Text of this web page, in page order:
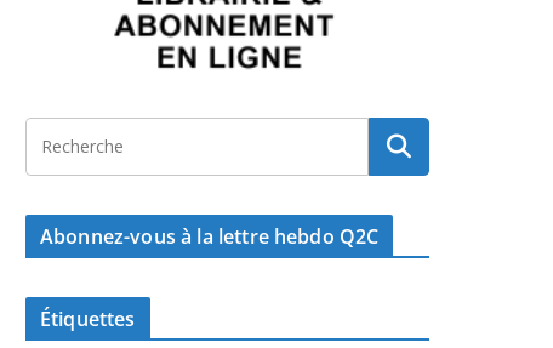
Abonnez-vous à la lettre hebdo Q2C
Étiquettes